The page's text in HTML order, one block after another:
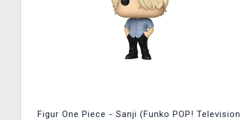
Figur One Piece - Sanji (Funko POP! Television